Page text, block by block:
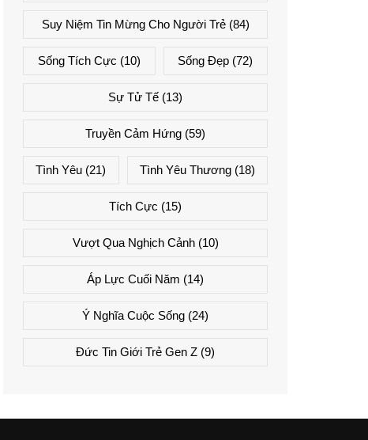
Suy Niệm Tin Mừng Cho Người Trẻ(84)
Sống Tích Cực (10) Sống Đẹp (72)
Sự Tử Tế (13)
Truyền Cảm Hứng (59)
Tình Yêu (21) Tình Yêu Thương(18)
Tích Cực (15)
Vượt Qua Nghịch Cảnh(10)
Áp Lực Cuối Năm (14)
Ý Nghĩa Cuộc Sống (24)
Đức Tin Giới Trẻ Gen Z (9)